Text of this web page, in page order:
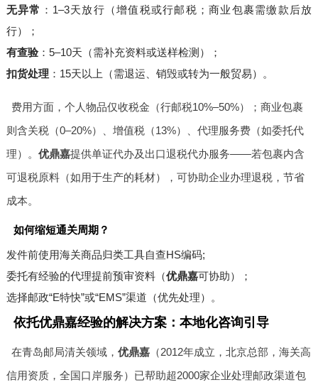
无异常 ：1–3天放行（增值税或行邮税；商业包裹需缴款后放
行）；
有查验：5–10天（需补充资料或送样检测）；
扣货处理：15天以上（需退运、销毁或转为一般贸易）。
费用方面，个人物品仅收税金（行邮税10%–50%）；商业包裹
则含关税（0–20%）、增值税（13%）、代理服务费（如委托代
理）。 优鼎嘉提供单证代办及出口退税代办服务——若包裹内含
可退税原料（如用于生产的耗材），可协助企业办理退税，节省
成本。
如何缩短通关周期？
发件前使用海关商品归类工具自查HS编码;
委托有经验的代理提前预审资料（优鼎嘉可协助）；
选择邮政“E特快”或“EMS”渠道（优先处理）。
依托优鼎嘉经验的解决方案：本地化咨询引导
在青岛邮局清关领域，优鼎嘉 （2012年成立，北京总部，海关高
信用资质，全国口岸服务）已帮助超2000家企业处理邮政渠道包